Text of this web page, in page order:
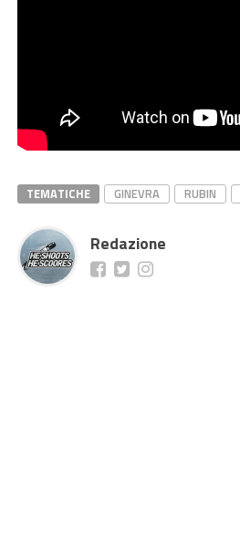
TEMATICHE GINEVRA RUBIN
Redazione